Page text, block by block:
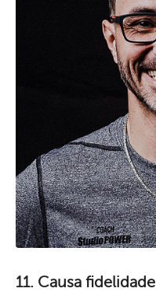
11. Causa fidelidade